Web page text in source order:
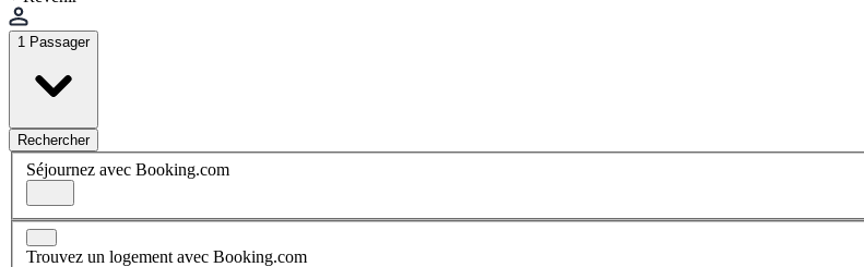
1 Passager
Rechercher
Séjournez avec Booking.com
Trouvez un logement avec Booking.com